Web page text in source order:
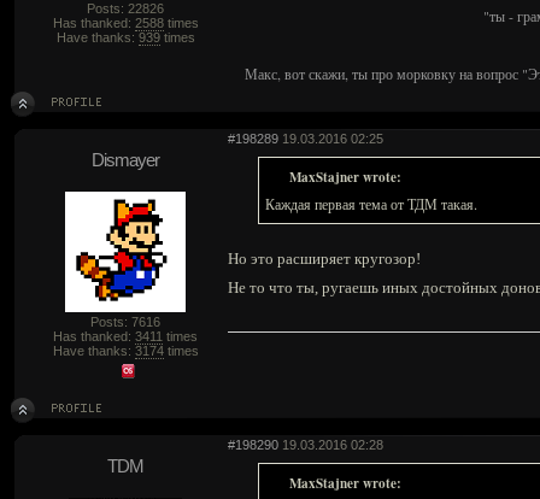
Posts: 22826
Has thanked: 2588times
Have thanks: 939times
"ты -
Макс, вот скажи, ты про морковку на вопрос
#198289 19.03.2016 02:25
Dismayer
Posts: 7616
Has thanked: 3411 times
Have thanks: 3174times
MaxStajner wrote:
Каждая первая тема от ТДМ такая.
Но это расширяет кругозор!
Не то что ты, ругаешь иных достойных
#198290 19.03.2016 02:28
TDM
MaxStajner wrote: